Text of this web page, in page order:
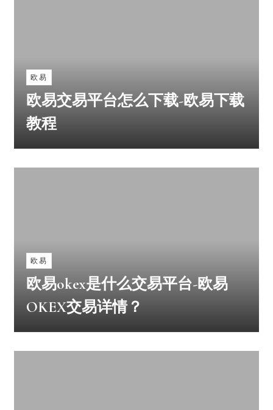
欧易
欧易交易平台怎么下载-欧易下载
教程
欧易
欧易okex是什么交易平台-欧易
OKEX交易详情？